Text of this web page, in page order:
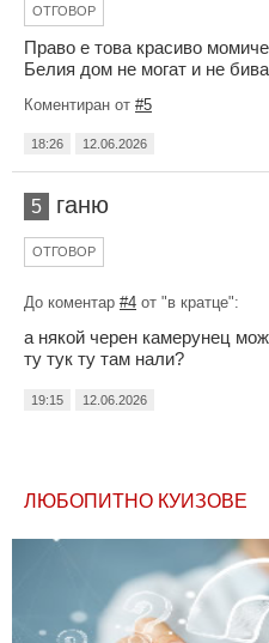
ОТГОВОР
Право е това красиво
Белия дом не могат и не
Коментиран от #5
18:26 12.06.2026
5 ганю
ОТГОВОР
До коментар #4 от "в кратце":
а някой черен камерунец
ту тук ту там нали?
19:15 12.06.2026
ЛЮБОПИТНО КУИЗОВЕ